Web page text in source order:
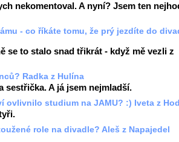
nekomentoval. A nyní? Jsem ten
- co říkáte tomu, že prý jezdíte do
se to stalo snad třikrát - když mě vezli z
Radka z Hulína
sestřička. A já jsem nejmladší.
ovlivnilo studium na JAMU? :) Iveta z
role na divadle? Aleš z Napajedel